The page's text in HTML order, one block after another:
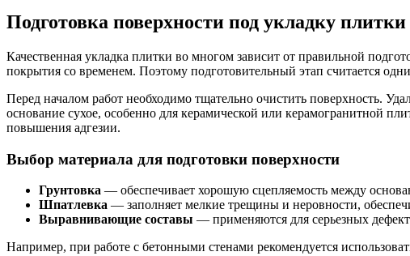
Подготовка поверхности под укладку плитки
Качественная укладка плитки во многом зависит от правильной
покрытия со временем. Поэтому подготовительный этап считается
Перед началом работ необходимо тщательно очистить поверхность.
основание сухое, особенно для керамической или керамогранитной
повышения адгезии.
Выбор материала для подготовки поверхности
Грунтовка — обеспечивает хорошую сцепляемость между
Шпатлевка — заполняет мелкие трещины и неровности,
Выравнивающие составы — применяются для серьезных
Например, при работе с бетонными стенами рекомендуется